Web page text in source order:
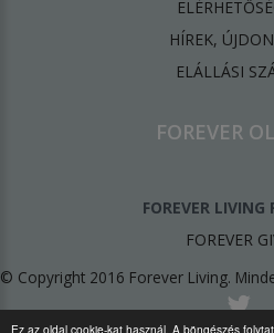
Ez az oldal cookie-kat használ. A böngészés
HÍREK,
ELÁLLÁSI
FOREVER
FOREVER LIVING
FOREVER
© Copyright 2016 Forever Living.